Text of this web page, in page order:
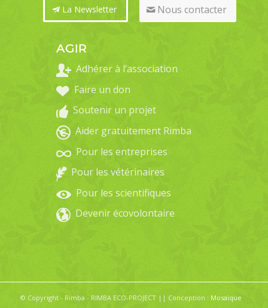
La Newsletter Nous contacter
AGIR
Adhérer à l’association
Faire un don
Soutenir un projet
Aider gratuitement Rimba
Pour les entreprises
Pour les vétérinaires
Pour les scientifiques
Devenir écovolontaire
© Copyright - Rimba - RIMBA ECO-PROJECT || Conception : Mosaïque